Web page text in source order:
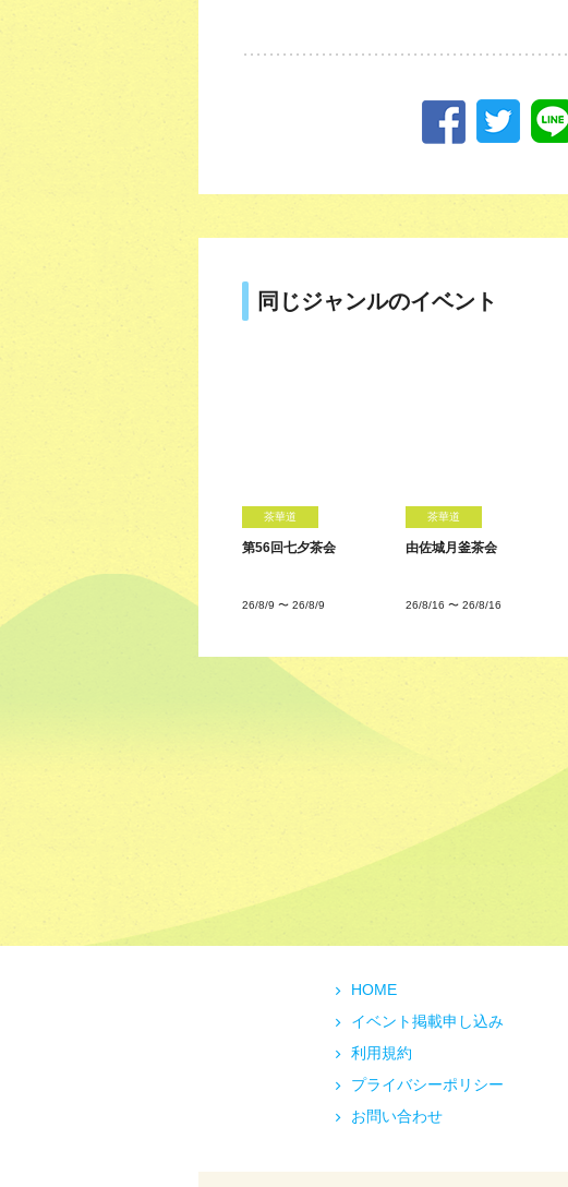
同じジャンルのイベント
茶華道
第56回七夕茶会
26/8/9 〜 26/8/9
茶華道
由佐城月釜茶会
26/8/16 〜 26/8/16
HOME
イベント掲載申し込み
利用規約
プライバシーポリシー
お問い合わせ